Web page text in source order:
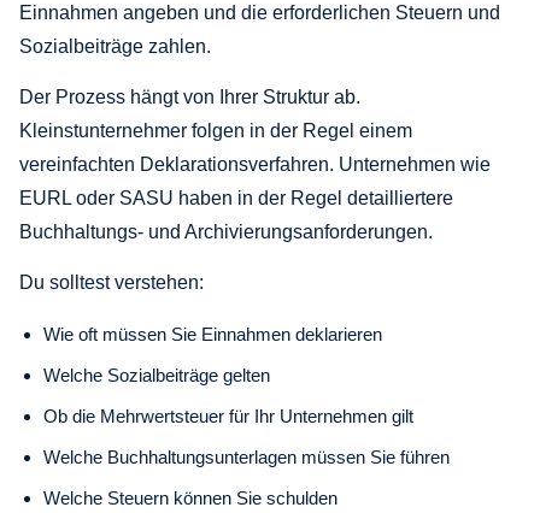
Einnahmen angeben und die erforderlichen Steuern und
Sozialbeiträge zahlen.
Der Prozess hängt von Ihrer Struktur ab.
Kleinstunternehmer folgen in der Regel einem
vereinfachten Deklarationsverfahren. Unternehmen wie
EURL oder SASU haben in der Regel detailliertere
Buchhaltungs- und Archivierungsanforderungen.
Du solltest verstehen:
Wie oft müssen Sie Einnahmen deklarieren
Welche Sozialbeiträge gelten
Ob die Mehrwertsteuer für Ihr Unternehmen gilt
Welche Buchhaltungsunterlagen müssen Sie führen
Welche Steuern können Sie schulden